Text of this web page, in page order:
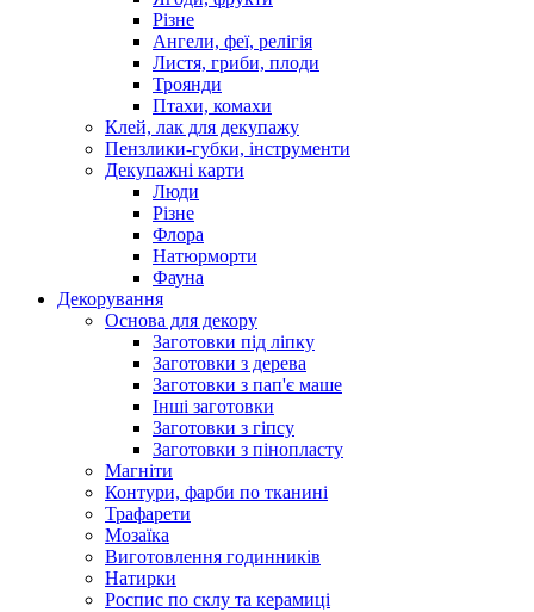
Різне
Ангели, феї, релігія
Листя, гриби, плоди
Троянди
Птахи, комахи
Клей, лак для декупажу
Пензлики-губки, інструменти
Декупажні карти
Люди
Різне
Флора
Натюрморти
Фауна
Декорування
Основа для декору
Заготовки під ліпку
Заготовки з дерева
Заготовки з пап'є маше
Інші заготовки
Заготовки з гіпсу
Заготовки з пінопласту
Магніти
Контури, фарби по тканині
Трафарети
Мозаїка
Виготовлення годинників
Натирки
Роспис по склу та керамиці